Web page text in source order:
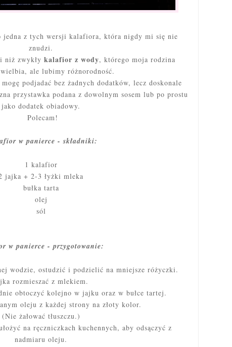
jedna z tych wersji kalafiora, która nigdy mi się nie
znudzi.
niż zwykły kalafior z wody, którego moja rodzina
ale lubimy różnorodność.
podjadać bez żadnych dodatków, lecz doskonale
przystawka podana z dowolnym sosem lub po prostu
jako dodatek obiadowy.
Polecam!
w panierce - składniki:
1 kalafior
jajka + 2-3 łyżki mleka
bułka tarta
olej
sól
w panierce - przygotowanie:
wodzie, ostudzić i podzielić na mniejsze różyczki.
rozmieszać z mlekiem.
obtoczyć kolejno w jajku oraz w bułce tartej.
oleju z każdej strony na złoty kolor.
(Nie żałować tłuszczu.)
na ręczniczkach kuchennych, aby odsączyć z
nadmiaru oleju.